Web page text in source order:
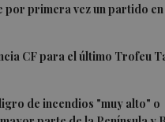
por primera vez un partido
CF para el último Trofeu
de incendios "muy alto" o